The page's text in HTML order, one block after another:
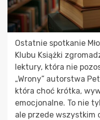
Ostatnie spotkanie
Klubu Książki
lektury, która nie
„Wrony” autorstwa
która choć krótka,
emocjonalne. To nie
ale przede wszystkim